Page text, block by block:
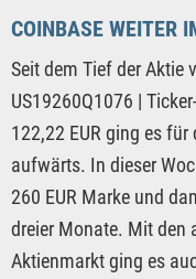
COINBASE WEITER
Seit dem Tief der Aktie
US19260Q1076 |
122,22 EUR ging es für
aufwärts. In dieser
260 EUR Marke und
dreier Monate. Mit den
Aktienmarkt ging es